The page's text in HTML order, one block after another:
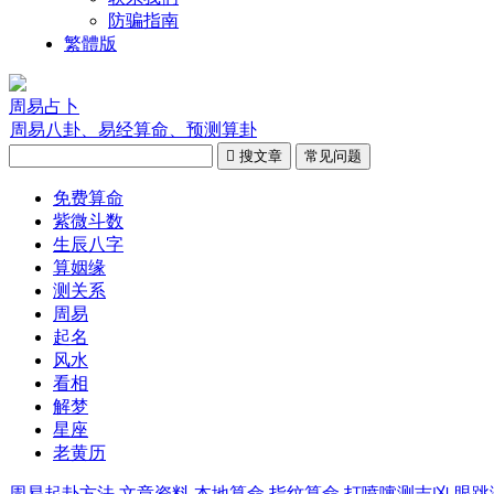
防骗指南
繁體版
周易占卜
周易八卦、易经算命、预测算卦
 搜文章 常见问题
免费算命
紫微斗数
生辰八字
算姻缘
测关系
周易
起名
风水
看相
解梦
星座
老黄历